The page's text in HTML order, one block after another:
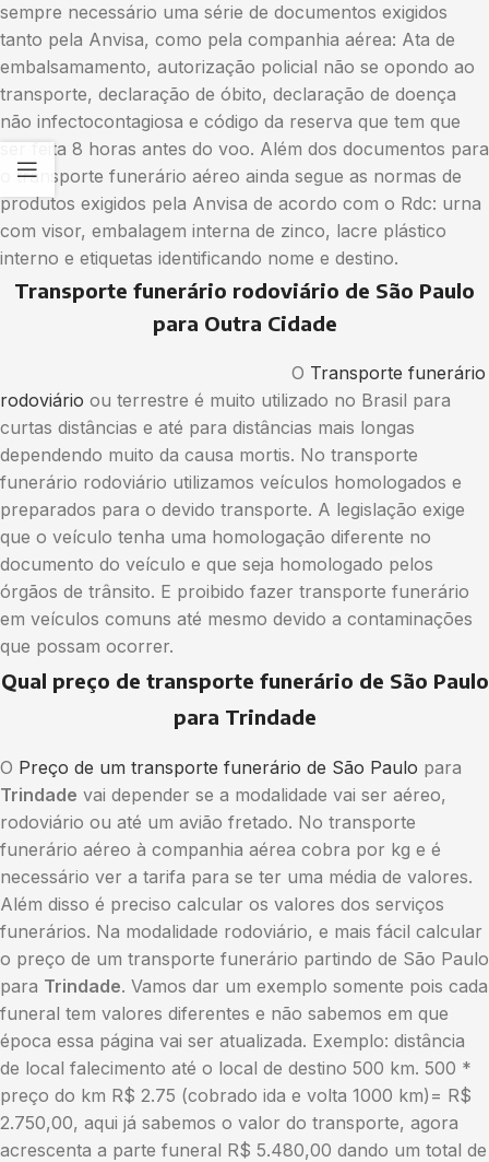
sempre necessário uma série de documentos exigidos
tanto pela Anvisa, como pela companhia aérea: Ata de
embalsamamento, autorização policial não se opondo ao
transporte, declaração de óbito, declaração de doença
não infectocontagiosa e código da reserva que tem que
ser feita 8 horas antes do voo. Além dos documentos para
o transporte funerário aéreo ainda segue as normas de
produtos exigidos pela Anvisa de acordo com o Rdc: urna
com visor, embalagem interna de zinco, lacre plástico
interno e etiquetas identificando nome e destino.
Transporte funerário rodoviário de São Paulo
para Outra Cidade
O Transporte funerário
rodoviário ou terrestre é muito utilizado no Brasil para
curtas distâncias e até para distâncias mais longas
dependendo muito da causa mortis. No transporte
funerário rodoviário utilizamos veículos homologados e
preparados para o devido transporte. A legislação exige
que o veículo tenha uma homologação diferente no
documento do veículo e que seja homologado pelos
órgãos de trânsito. E proibido fazer transporte funerário
em veículos comuns até mesmo devido a contaminações
que possam ocorrer.
Qual preço de transporte funerário de São Paulo
para Trindade
O Preço de um transporte funerário de São Paulo para
Trindade vai depender se a modalidade vai ser aéreo,
rodoviário ou até um avião fretado. No transporte
funerário aéreo à companhia aérea cobra por kg e é
necessário ver a tarifa para se ter uma média de valores.
Além disso é preciso calcular os valores dos serviços
funerários. Na modalidade rodoviário, e mais fácil calcular
o preço de um transporte funerário partindo de São Paulo
para Trindade. Vamos dar um exemplo somente pois cada
funeral tem valores diferentes e não sabemos em que
época essa página vai ser atualizada. Exemplo: distância
de local falecimento até o local de destino 500 km. 500 *
preço do km R$ 2.75 (cobrado ida e volta 1000 km)= R$
2.750,00, aqui já sabemos o valor do transporte, agora
acrescenta a parte funeral R$ 5.480,00 dando um total de